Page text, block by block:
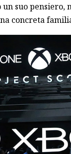
suo
concreta